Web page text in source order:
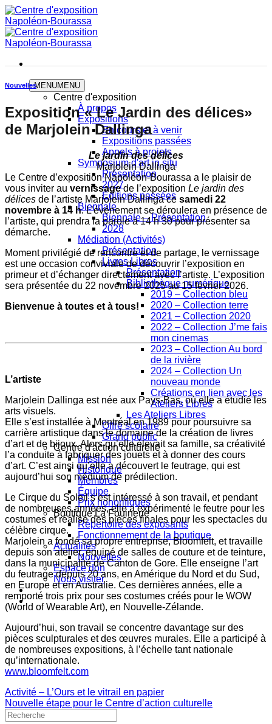
Skip
to
content
MENUMENU
Centre d'exposition
À propos
Expositions
En cours et à venir
Expositions passées
Appels à projets
Symposium d'art in situ
Présentation
2027
Éditions passées
Biennale
Biennale – Présentation
2028
Médiation (Activités)
Présentation
Livres Libres
Présentation
Bibliothèque numérique
2019 – Collection bleu
2020 – Collection terre
2021 – Collection 2020
2022 – Collection J’me fais
mon cinemas
2023 – Collection Au bord
de la rivière
2024 – Collection Un
nouveau monde
Créations en lien avec les
Ateliers Libres
Les Ateliers Libres
Offre scolaire
Grand public
Centre d'action culturelle
Mission
Historique
Membres
Équipe
Prix honorifiques
Boutique La Fouinerie
Répertoire des exposants
Fonctionnement de la boutique
Actualités
Nouvelles
Espace don
Nous visiter
Nouvelles
Exposition « Le Jardin des délices»
de Marjolein Dallinga
Le jardin des délices
Marjolein Dallinga
Le Centre d’exposition Napoléon-Bourassa a le plaisir de
vous inviter au vernissagede l’exposition Le jardin des
délices de l’artiste Marjolein Dallinga ce samedi 22
novembre à 14 h. L’événement se déroulera en présence de
l’artiste, qui prendra la parole à 14 h 30 pour présenter sa
démarche.
Moment privilégié de rencontre et de partage, le vernissage
est une occasion conviviale de découvrir l’exposition en
primeur et d’échanger directement avec l’artiste. L’exposition
sera présentée du 22 novembre 2025 au 15 février 2026.
Bienvenue à toutes et à tous!
L’artiste
Marjolein Dallinga est née aux Pays-Bas, où elle a étudié les
arts visuels.
Elle s’est installée à Montréal en 1989 pour poursuivre sa
carrière artistique dans le domaine de la création de livres
d’art et de bijoux. Alors qu’elle élevait sa famille, sa créativité
l’a conduite à fabriquer des jouets et à donner des cours
d’art. C’est ainsi qu’elle a découvert le feutrage, qui est
aujourd’hui son médium de prédilection.
Le Cirque du Soleil s’est intéressé à son travail, et pendant
de nombreuses années, elle a expérimenté le feutre pour les
costumes et réalisé des pièces finales pour les spectacles du
célèbre cirque.
Marjolein a fondé sa propre entreprise, Bloomfelt, et travaille
depuis son atelier, équipé de salles de couture et de teinture,
dans la municipalité de Canton de Gore. Elle enseigne l’art
du feutrage depuis 20 ans, en Amérique du Nord et du Sud,
en Europe et en Australie. Ces dernières années, elle a
remporté trois prix pour ses costumes créés pour le WOW
(World of Wearable Art), en Nouvelle-Zélande.
Aujourd’hui, son travail se concentre davantage sur des
pièces sculpturales et des œuvres murales. Elle a participé à
de nombreuses expositions, à l’échelle tant nationale
qu’internationale.
www.bloomfelt.com
Activité – L’Ours et le vitrail en papier
Nouvelle étape pour le Centre d’action culturelle